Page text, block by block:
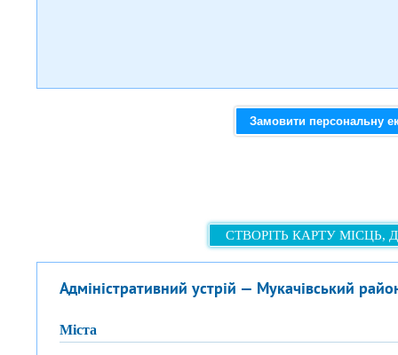
Замовити персональну
СТВОРІТЬ КАРТУ МІСЦЬ,
Адміністративний устрій — Мукачівський
міста